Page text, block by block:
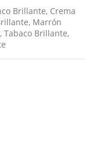
Brillante, Crema
, Marrón
, Tabaco Brillante,